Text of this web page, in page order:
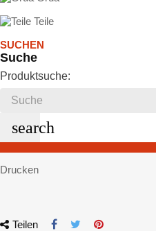
Teile
SUCHEN
Suche
Produktsuche:
search
Drucken
Teilen